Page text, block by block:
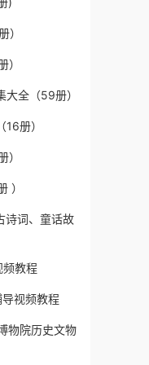
）
）
全（59册）
册）
）
）
诗词、童话故
频教程
导视频教程
物院历史文物